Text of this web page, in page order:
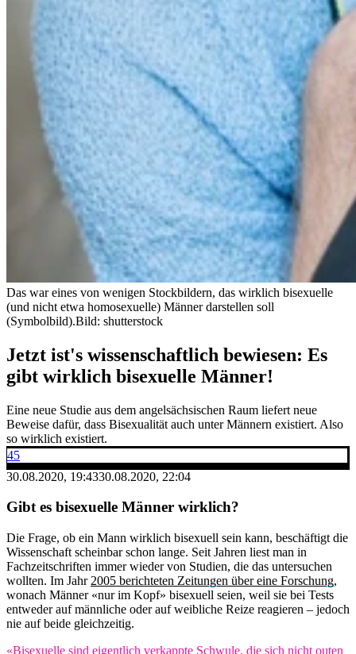
Das war eines von wenigen Stockbildern, das wirklich bisexuelle
(und nicht etwa homosexuelle) Männer darstellen soll
(Symbolbild).Bild: shutterstock
Jetzt ist's wissenschaftlich bewiesen: Es
gibt wirklich bisexuelle Männer!
Eine neue Studie aus dem angelsächsischen Raum liefert neue
Beweise dafür, dass Bisexualität auch unter Männern existiert. Also
so wirklich existiert.
45
30.08.2020, 19:4330.08.2020, 22:04
Gibt es bisexuelle Männer wirklich?
Die Frage, ob ein Mann wirklich bisexuell sein kann, beschäftigt die
Wissenschaft scheinbar schon lange. Seit Jahren liest man in
Fachzeitschriften immer wieder von Studien, die das untersuchen
wollten. Im Jahr 2005 berichteten Zeitungen über eine Forschung,
wonach Männer «nur im Kopf» bisexuell seien, weil sie bei Tests
entweder auf männliche oder auf weibliche Reize reagieren – jedoch
nie auf beide gleichzeitig.
«Bisexuelle sind eigentlich verkappte Schwule, die sich nicht outen